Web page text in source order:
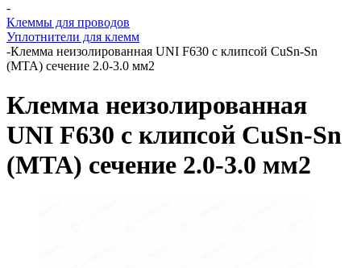
-
Клеммы для проводов
Уплотнители для клемм
-Клемма неизолированная UNI F630 с клипсой CuSn-Sn
(MTA) сечение 2.0-3.0 мм2
Клемма неизолированная
UNI F630 с клипсой CuSn-Sn
(MTA) сечение 2.0-3.0 мм2